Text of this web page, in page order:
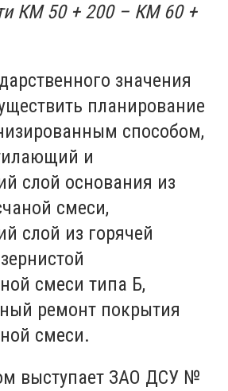
КМ 50 + 200 – КМ 60 +
значения
планирование
способом,
и
слой основания из
смеси,
слой из горячей
смеси типа Б,
ремонт покрытия
смеси.
выступает ЗАО ДСУ №